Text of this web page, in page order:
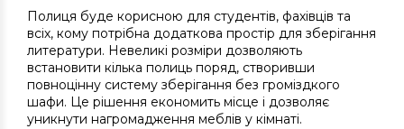
Полиця буде корисною для студентів, фахівців та
всіх, кому потрібна додаткова простір для зберігання
литератури. Невеликі розміри дозволяють
встановити кілька полиць поряд, створивши
повноцінну систему зберігання без громіздкого
шафи. Це рішення економить місце і дозволяє
уникнути нагромадження меблів у кімнаті.